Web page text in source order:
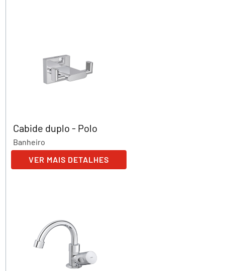
Cabide duplo - Polo
Banheiro
VER MAIS DETALHES